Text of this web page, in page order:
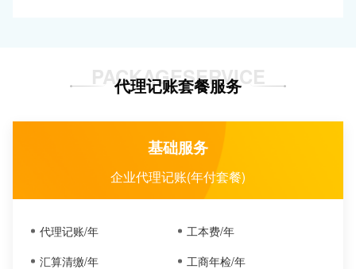
PACKAGESERVICE
代理记账套餐服务
基础服务
企业代理记账(年付套餐)
代理记账/年
工本费/年
汇算清缴/年
工商年检/年